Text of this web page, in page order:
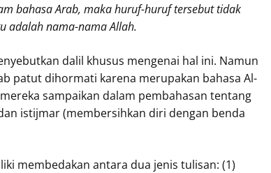
bahasa Arab, maka huruf-huruf tersebut tidak
adalah nama-nama Allah.
dalil khusus mengenai hal ini. Namun
patut dihormati karena merupakan bahasa Al-
sampaikan dalam pembahasan tentang
istijmar (membersihkan diri dengan benda
membedakan antara dua jenis tulisan: (1)